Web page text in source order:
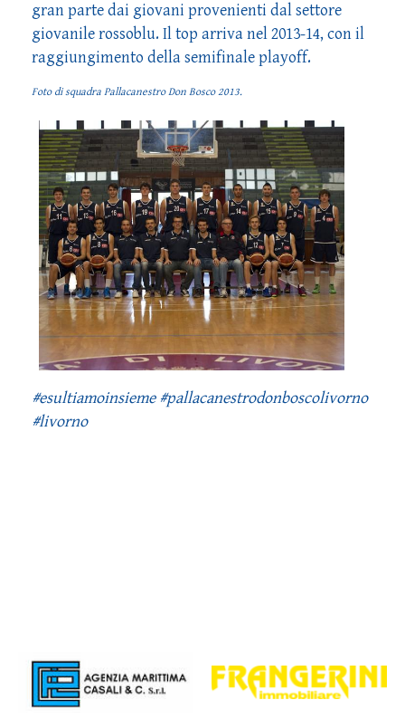
gran parte dai giovani provenienti dal settore
giovanile rossoblu. Il top arriva nel 2013-14, con il
raggiungimento della semifinale playoff.
Foto di squadra Pallacanestro Don Bosco 2013.
#esultiamoinsieme #pallacanestrodonboscolivorno
#livorno